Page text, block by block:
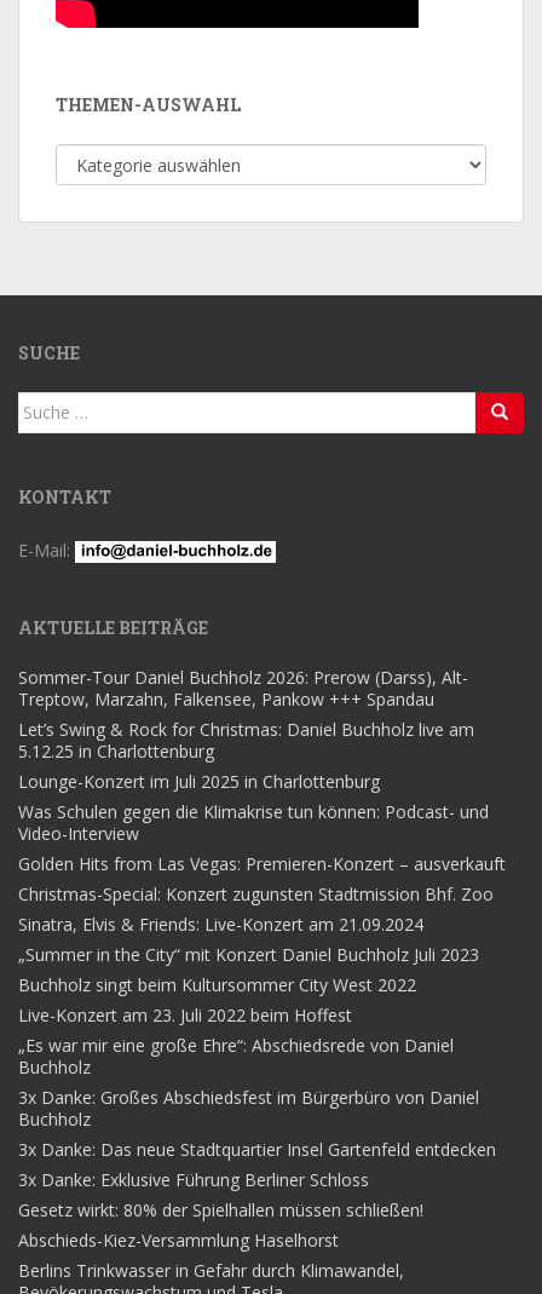
THEMEN-AUSWAHL
Themen-
Auswahl
SUCHE
Suche
nach:
KONTAKT
E-Mail:
AKTUELLE BEITRÄGE
Sommer-Tour Daniel Buchholz 2026: Prerow (Darss), Alt-
Treptow, Marzahn, Falkensee, Pankow +++ Spandau
Let’s Swing & Rock for Christmas: Daniel Buchholz live am
5.12.25 in Charlottenburg
Lounge-Konzert im Juli 2025 in Charlottenburg
Was Schulen gegen die Klimakrise tun können: Podcast- und
Video-Interview
Golden Hits from Las Vegas: Premieren-Konzert – ausverkauft
Christmas-Special: Konzert zugunsten Stadtmission Bhf. Zoo
Sinatra, Elvis & Friends: Live-Konzert am 21.09.2024
„Summer in the City“ mit Konzert Daniel Buchholz Juli 2023
Buchholz singt beim Kultursommer City West 2022
Live-Konzert am 23. Juli 2022 beim Hoffest
„Es war mir eine große Ehre“: Abschiedsrede von Daniel
Buchholz
3x Danke: Großes Abschiedsfest im Bürgerbüro von Daniel
Buchholz
3x Danke: Das neue Stadtquartier Insel Gartenfeld entdecken
3x Danke: Exklusive Führung Berliner Schloss
Gesetz wirkt: 80% der Spielhallen müssen schließen!
Abschieds-Kiez-Versammlung Haselhorst
Berlins Trinkwasser in Gefahr durch Klimawandel,